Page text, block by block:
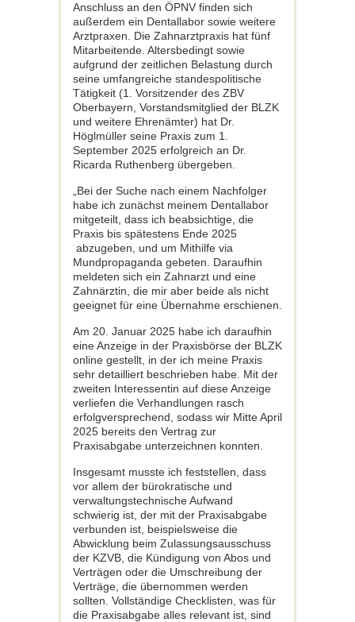
Anschluss an den ÖPNV finden sich
außerdem ein Dentallabor sowie weitere
Arztpraxen. Die Zahnarztpraxis hat fünf
Mitarbeitende. Altersbedingt sowie
aufgrund der zeitlichen Belastung durch
seine umfangreiche standespolitische
Tätigkeit (1. Vorsitzender des ZBV
Oberbayern, Vorstandsmitglied der BLZK
und weitere Ehrenämter) hat Dr.
Höglmüller seine Praxis zum 1.
September 2025 erfolgreich an Dr.
Ricarda Ruthenberg übergeben.
„Bei der Suche nach einem Nachfolger
habe ich zunächst meinem Dentallabor
mitgeteilt, dass ich beabsichtige, die
Praxis bis spätestens Ende 2025
abzugeben, und um Mithilfe via
Mundpropaganda gebeten. Daraufhin
meldeten sich ein Zahnarzt und eine
Zahnärztin, die mir aber beide als nicht
geeignet für eine Übernahme erschienen.
Am 20. Januar 2025 habe ich daraufhin
eine Anzeige in der Praxisbörse der BLZK
online gestellt, in der ich meine Praxis
sehr detailliert beschrieben habe. Mit der
zweiten Interessentin auf diese Anzeige
verliefen die Verhandlungen rasch
erfolgversprechend, sodass wir Mitte April
2025 bereits den Vertrag zur
Praxisabgabe unterzeichnen konnten.
Insgesamt musste ich feststellen, dass
vor allem der bürokratische und
verwaltungstechnische Aufwand
schwierig ist, der mit der Praxisabgabe
verbunden ist, beispielsweise die
Abwicklung beim Zulassungsausschuss
der KZVB, die Kündigung von Abos und
Verträgen oder die Umschreibung der
Verträge, die übernommen werden
sollten. Vollständige Checklisten, was für
die Praxisabgabe alles relevant ist, sind